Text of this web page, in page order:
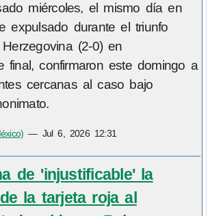
miércoles, el mismo día en
expulsado durante el triunfo
(2-0) en
final, confirmaron este domingo a
cercanas al caso bajo
— Jul 6, 2026 12:31
de 'injustificable' la
la tarjeta roja al